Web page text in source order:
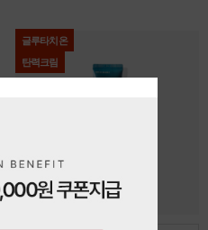
글루타치온
탄력크림